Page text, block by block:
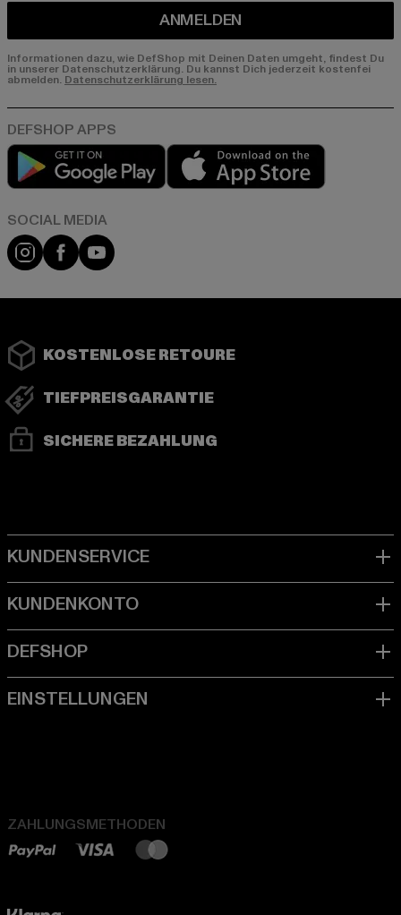
ANMELDEN
Informationen dazu, wie DefShop mit Deinen Daten umgeht, findest Du
in unserer Datenschutzerklärung. Du kannst Dich jederzeit kostenfei
abmelden. Datenschutzerklärung lesen.
Play market
Instagram
FacebookYouTube
KOSTENLOSE RETOURE
TIEFPREISGARANTIE
SICHERE BEZAHLUNG
ZAHLUNGSMETHODEN